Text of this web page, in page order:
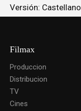
Versión: Castellano
Filmax
Produccion
Distribucion
TV
Cines